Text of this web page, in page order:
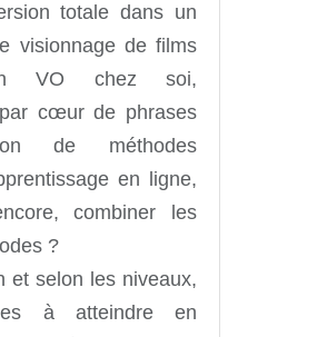
totale dans un
visionnage de films
VO chez soi,
par cœur de phrases
de méthodes
en ligne,
combiner les
?
et selon les niveaux,
à atteindre en